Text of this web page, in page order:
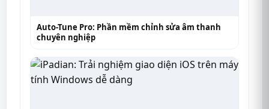
Auto-Tune Pro: Phần mềm chỉnh sửa âm thanh
chuyên nghiệp